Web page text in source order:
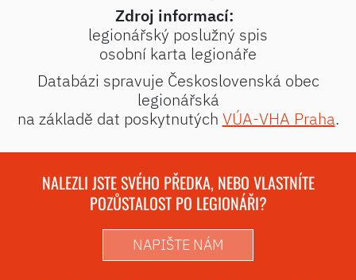
Zdroj informací:
legionářský poslužný spis
osobní karta legionáře
Databázi spravuje Československá obec
legionářská
na základě dat poskytnutých VÚA-VHA Praha.
NALEZLI JSTE SVÉHO PŘEDKA, NEBO VLASTNÍTE
POZŮSTALOST PO LEGIONÁŘI?
NAPIŠTE NÁM